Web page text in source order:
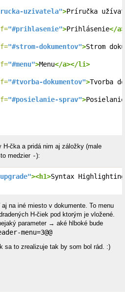
uzivatela">Príručka
"#prihlasenie">Prihlásenie</
"#strom-dokumentov">Strom
"#menu">Menu</a></li>
"#tvorba-dokumentov">Tvorba
"#posielanie-sprav">
čka a pridá nim aj záložky (male
medzier -):
><h1>Syntax Highlighting
na iné miesto v dokumente. To menu
H-čiek pod ktorým je vložené.
parameter → aké hlboké bude
menu=3@@
sa to zrealizuje tak by som bol rád. :)